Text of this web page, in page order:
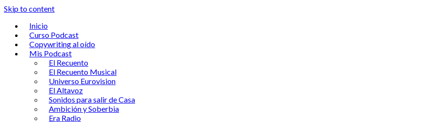
Skip to content
Inicio
Curso Podcast
Copywriting al oído
Mis Podcast
El Recuento
El Recuento Musical
Universo Eurovision
El Altavoz
Sonidos para salir de Casa
Ambición y Soberbia
Era Radio